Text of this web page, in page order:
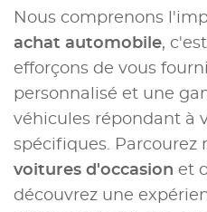
Nous comprenons
achat automobile,
efforçons de vous
personnalisé et une
véhicules répondant à
spécifiques. Parcourez
voitures d'occasion et
découvrez une